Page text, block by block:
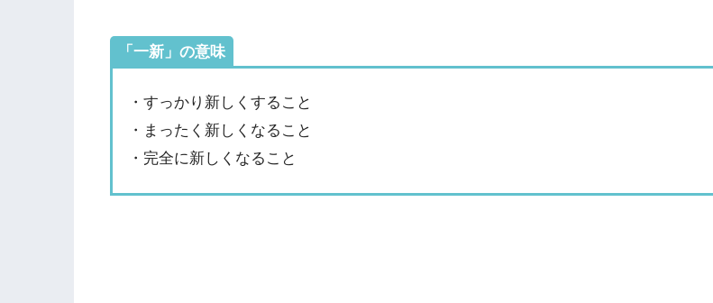
「一新」の意味
・すっかり新しくすること
・まったく新しくなること
・完全に新しくなること